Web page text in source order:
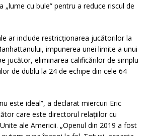
„lume cu bule” pentru a reduce riscul de
ar include restricționarea jucătorilor la
impunerea unei limite a unui
jucător, eliminarea calificărilor de simplu
de dublu la 24 de echipe din cele 64
este ideal”, a declarat miercuri Eric
care este directorul relațiilor cu
ale Americii. „Openul din 2019 a fost